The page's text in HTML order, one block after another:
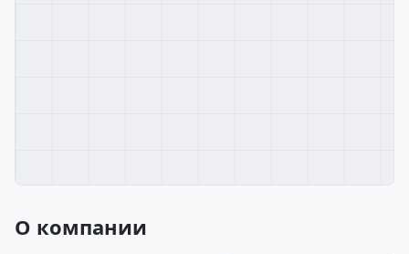
О компании